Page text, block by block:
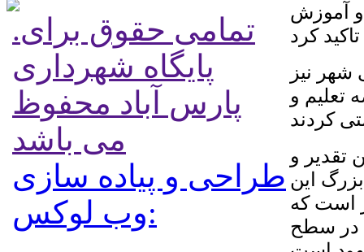
آموزش
شهر نیز
تعلیم و
تقدیر و
این
است که
در سطح
.تمامی حقوق برای
پایگاه شهرداری
پارس آباد محفوظ
می باشد
طراحی و پیاده سازی
:وب لوکس